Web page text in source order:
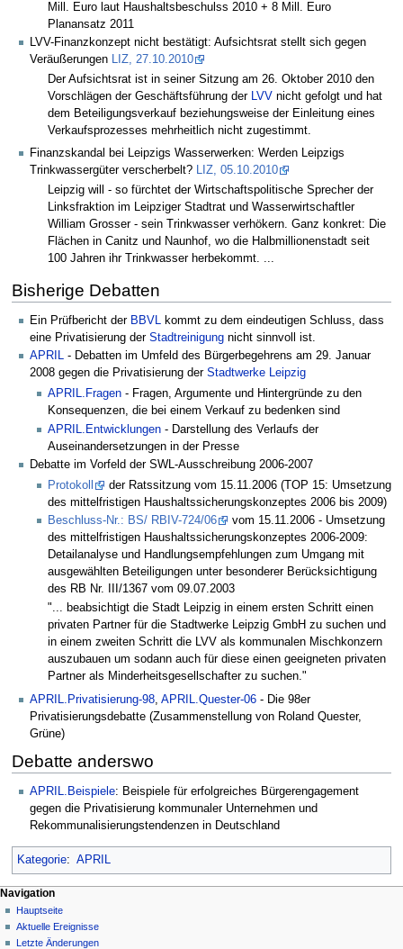
Mill. Euro laut Haushaltsbeschulss 2010 + 8 Mill. Euro
Planansatz 2011
LVV-Finanzkonzept nicht bestätigt: Aufsichtsrat stellt sich gegen
Veräußerungen LIZ, 27.10.2010
Der Aufsichtsrat ist in seiner Sitzung am 26. Oktober 2010 den
Vorschlägen der Geschäftsführung der LVV nicht gefolgt und hat
dem Beteiligungsverkauf beziehungsweise der Einleitung eines
Verkaufsprozesses mehrheitlich nicht zugestimmt.
Finanzskandal bei Leipzigs Wasserwerken: Werden Leipzigs
Trinkwassergüter verscherbelt? LIZ, 05.10.2010
Leipzig will - so fürchtet der Wirtschaftspolitische Sprecher der
Linksfraktion im Leipziger Stadtrat und Wasserwirtschaftler
William Grosser - sein Trinkwasser verhökern. Ganz konkret: Die
Flächen in Canitz und Naunhof, wo die Halbmillionenstadt seit
100 Jahren ihr Trinkwasser herbekommt. ...
Bisherige Debatten
Ein Prüfbericht der BBVL kommt zu dem eindeutigen Schluss, dass
eine Privatisierung der Stadtreinigung nicht sinnvoll ist.
APRIL - Debatten im Umfeld des Bürgerbegehrens am 29. Januar
2008 gegen die Privatisierung der Stadtwerke Leipzig
APRIL.Fragen - Fragen, Argumente und Hintergründe zu den
Konsequenzen, die bei einem Verkauf zu bedenken sind
APRIL.Entwicklungen - Darstellung des Verlaufs der
Auseinandersetzungen in der Presse
Debatte im Vorfeld der SWL-Ausschreibung 2006-2007
Protokoll
der Ratssitzung vom 15.11.2006 (TOP 15: Umsetzung
des mittelfristigen Haushaltssicherungskonzeptes 2006 bis 2009)
Beschluss-Nr.: BS/ RBIV-724/06
vom 15.11.2006 - Umsetzung
des mittelfristigen Haushaltssicherungskonzeptes 2006-2009:
Detailanalyse und Handlungsempfehlungen zum Umgang mit
ausgewählten Beteiligungen unter besonderer Berücksichtigung
des RB Nr. III/1367 vom 09.07.2003
"... beabsichtigt die Stadt Leipzig in einem ersten Schritt einen
privaten Partner für die Stadtwerke Leipzig GmbH zu suchen und
in einem zweiten Schritt die LVV als kommunalen Mischkonzern
auszubauen um sodann auch für diese einen geeigneten privaten
Partner als Minderheitsgesellschafter zu suchen."
APRIL.Privatisierung-98 APRIL.Quester-06 - Die 98er
Privatisierungsdebatte (Zusammenstellung von Roland Quester,
Grüne)
Debatte anderswo
APRIL.Beispiele: Beispiele für erfolgreiches Bürgerengagement
gegen die Privatisierung kommunaler Unternehmen und
Rekommunalisierungstendenzen in Deutschland
Kategorie: APRIL
Navigation
Hauptseite
Aktuelle Ereignisse
Letzte Änderungen